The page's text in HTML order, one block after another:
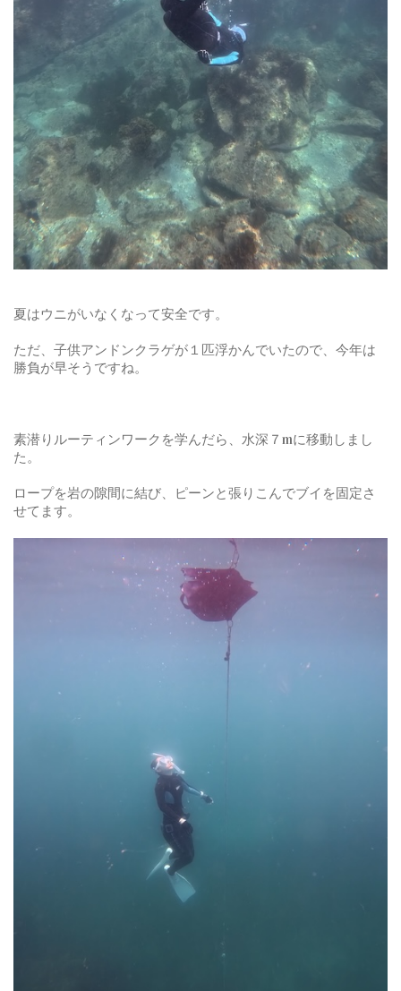
夏はウニがいなくなって安全です。
ただ、子供アンドンクラゲが１匹浮かんでいたので、今年は
勝負が早そうですね。
素潜りルーティンワークを学んだら、水深７mに移動しまし
た。
ロープを岩の隙間に結び、ピーンと張りこんでブイを固定さ
せてます。